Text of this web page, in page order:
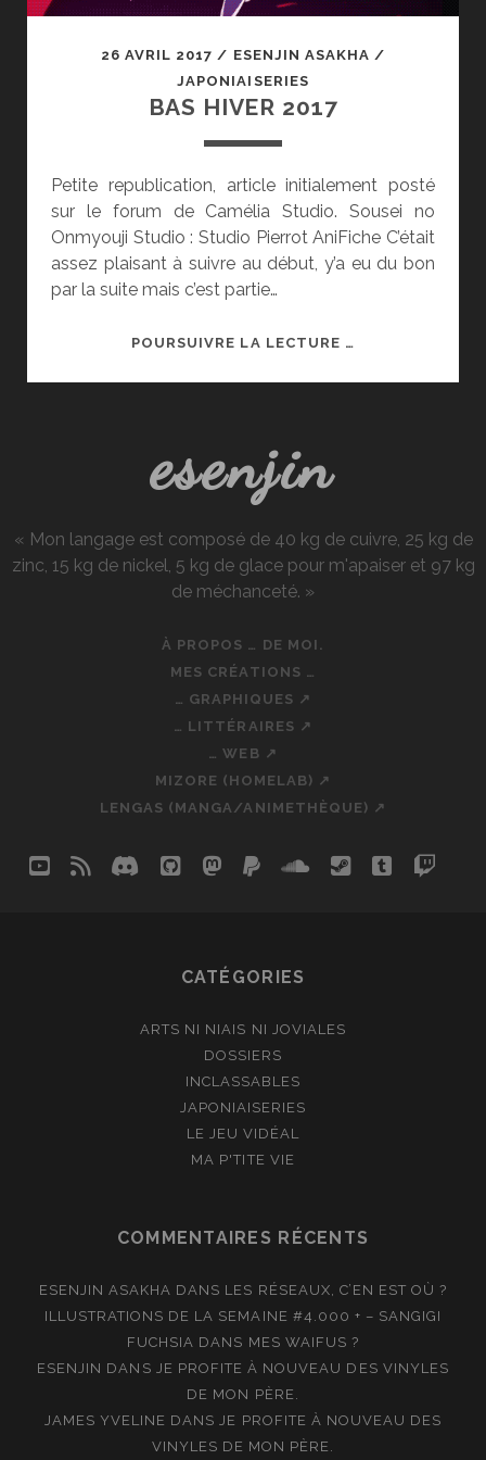
26 AVRIL 2017 / ESENJIN ASAKHA /
JAPONIAISERIES
BAS HIVER 2017
Petite republication, article initialement posté
sur le forum de Camélia Studio. Sousei no
Onmyouji Studio : Studio Pierrot AniFiche C’était
assez plaisant à suivre au début, y’a eu du bon
par la suite mais c’est partie…
POURSUIVRE LA LECTURE …
esenjin
« Mon langage est composé de 40 kg de cuivre, 25 kg de
zinc, 15 kg de nickel, 5 kg de glace pour m'apaiser et 97 kg
de méchanceté. »
À PROPOS … DE MOI.
MES CRÉATIONS …
… GRAPHIQUES ↗
… LITTÉRAIRES ↗
… WEB ↗
MIZORE (HOMELAB) ↗
LENGAS (MANGA/ANIMETHÈQUE) ↗
youtube
rss discord
githubmastodon
paypalsoundcloud
steamtumblr
CATÉGORIES
ARTS NI NIAIS NI JOVIALES
DOSSIERS
INCLASSABLES
JAPONIAISERIES
LE JEU VIDÉAL
MA P'TITE VIE
COMMENTAIRES RÉCENTS
ESENJIN ASAKHA DANS LES RÉSEAUX, C’EN EST OÙ ?
ILLUSTRATIONS DE LA SEMAINE #4.000 + – SANGIGI
FUCHSIA DANS MES WAIFUS ?
ESENJIN DANS JE PROFITE À NOUVEAU DES VINYLES
DE MON PÈRE.
JAMES YVELINE DANSJE PROFITE À NOUVEAU DES
VINYLES DE MON PÈRE.